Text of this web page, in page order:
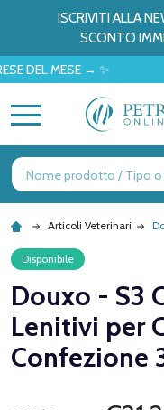
ISCRIVITI ALLA
SCONTO
MESE → ✨
Ricerca
Articoli Veterinari
Disponibile
Douxo - S3
Lenitivi per
Confezione